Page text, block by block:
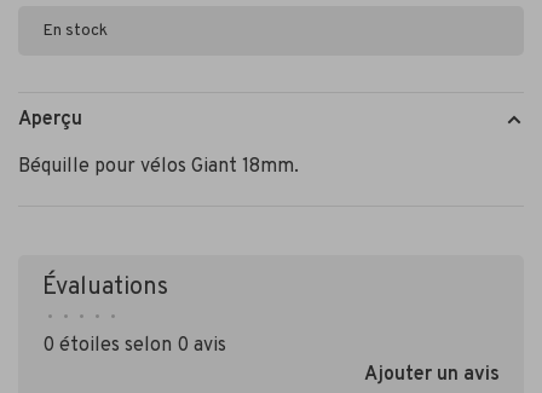
En stock
Aperçu
Béquille pour vélos Giant 18mm.
Évaluations
• • • • •
0 étoiles selon 0 avis
Ajouter un avis